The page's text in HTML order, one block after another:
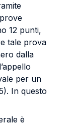
12 punti,
tale prova
dalla
per un
In questo
è